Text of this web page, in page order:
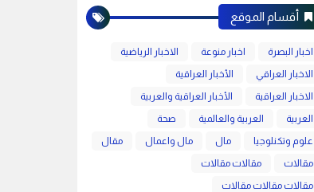
أقسام الموقع
اخبار البصرة اخبار منوعة
الاخبار الرياضية
الاخبار العراقي
الأخبار العراقية
الاخبار العراقية
الأخبار العراقية والعربية
العربية
العربية والعالمية
صحة
علوم وتكنلوجيا
مال مال واعمال
مقال
مقالات
مقالات مقالات
مقالات مقالات مقالات